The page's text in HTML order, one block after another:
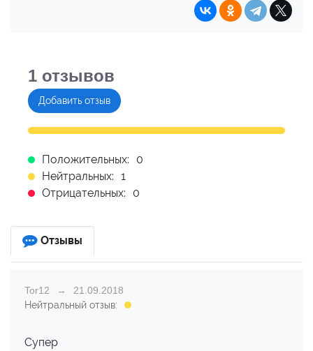
1 отзывов
Добавить отзыв
Положительных:
0
Нейтральных: 1
Отрицательных:
0
Отзывы
Tor12
21.09.2018
Нейтральный отзыв:
Супер